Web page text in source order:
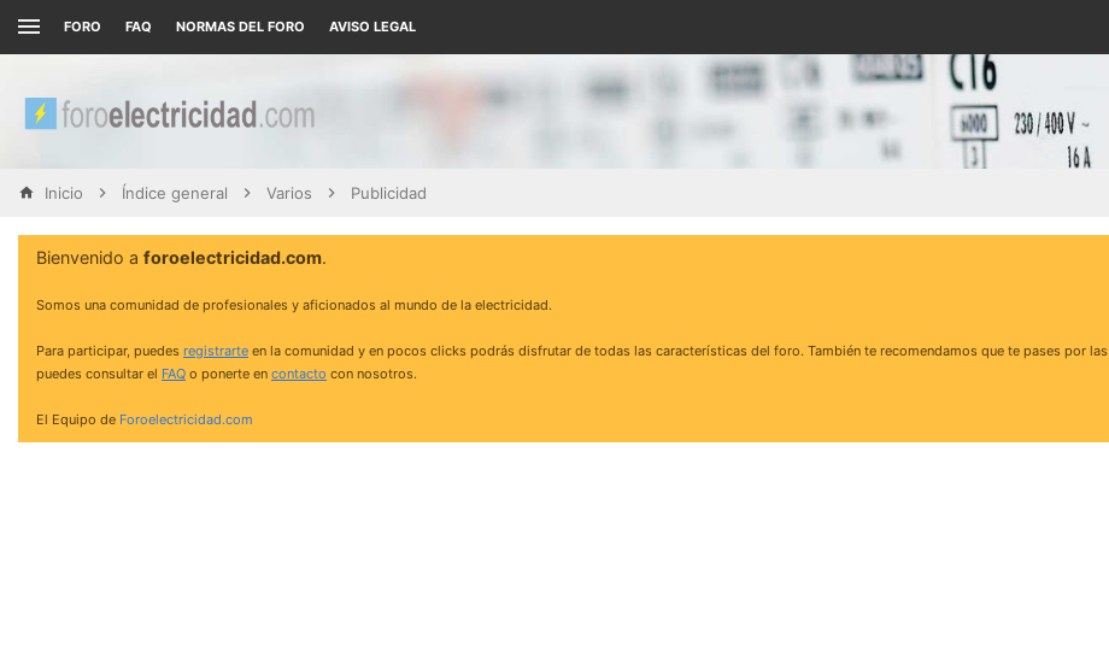
FORO FAQ NORMAS DEL FORO AVISO LEGAL
Inicio Índice general Varios Publicidad
Bienvenido a foroelectricidad.com.
Somos una comunidad de profesionales y aficionados al mundo de la electricidad.
Para participar, puedes registrarte en la comunidad y en pocos clicks podrás disfrutar de todas las características del foro. También te recomendamos que te pases por las
puedes consultar el FAQ o ponerte en contacto con nosotros.
El Equipo de Foroelectricidad.com